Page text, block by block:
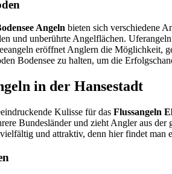
Angeln bieten sich verschiedene
und unberührte Angelflächen.
eröffnet Anglern die Möglichkeit,
Bodensee zu halten, um die
in der Hansestadt
Kulisse für das Flussangeln
Bundesländer und zieht Angler aus
und attraktiv, denn hier findet man